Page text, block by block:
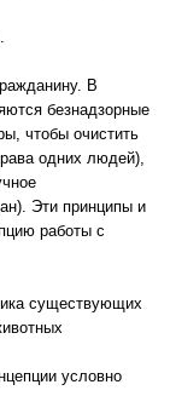
В
безнадзорные
чтобы очистить
одних людей),
Эти принципы и
работы с
существующих
условно